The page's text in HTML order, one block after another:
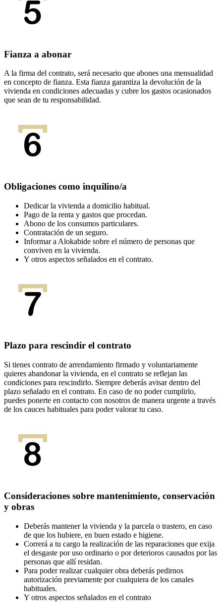
Fianza a abonar
A la firma del contrato, será necesario que abones una mensualidad
en concepto de fianza. Esta fianza garantiza la devolución de la
vivienda en condiciones adecuadas y cubre los gastos ocasionados
que sean de tu responsabilidad.
Obligaciones como inquilino/a
Dedicar la vivienda a domicilio habitual.
Pago de la renta y gastos que procedan.
Abono de los consumos particulares.
Contratación de un seguro.
Informar a Alokabide sobre el número de personas que
conviven en la vivienda.
Y otros aspectos señalados en el contrato.
Plazo para rescindir el contrato
Si tienes contrato de arrendamiento firmado y voluntariamente
quieres abandonar la vivienda, en el contrato se reflejan las
condiciones para rescindirlo. Siempre deberás avisar dentro del
plazo señalado en el contrato. En caso de no poder cumplirlo,
puedes ponerte en contacto con nosotros de manera urgente a través
de los cauces habituales para poder valorar tu caso.
Consideraciones sobre mantenimiento, conservación
y obras
Deberás mantener la vivienda y la parcela o trastero, en caso
de que los hubiere, en buen estado e higiene.
Correrá a tu cargo la realización de las reparaciones que exija
el desgaste por uso ordinario o por deterioros causados por las
personas que allí residan.
Para poder realizar cualquier obra deberás pedirnos
autorización previamente por cualquiera de los canales
habituales.
Y otros aspectos señalados en el contrato